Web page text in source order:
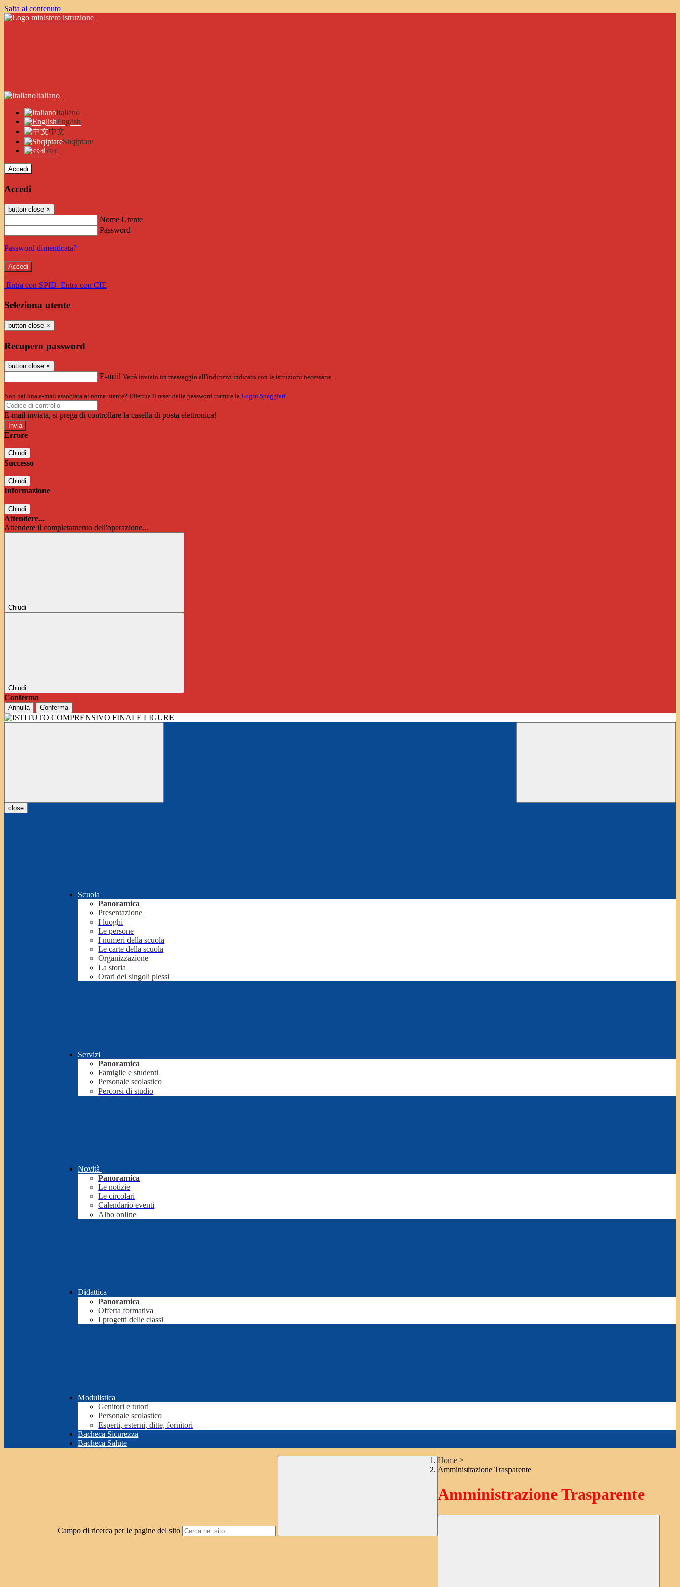
Salta al contenuto
Italiano
Italiano
English
中文
Shqiptare
বাংলা
Accedi
Accedi
button close ×
Nome Utente
Password
Password dimenticata?
-
Entra con SPID Entra con CIE
Seleziona utente
button close ×
Recupero password
button close ×
E-mail Verrà inviato un messaggio all'indirizzo indicato con le istruzioni necessarie.
Non hai una e-mail associata al nome utente? Effettua il reset della password tramite la Login Spaggiari
E-mail inviata, si prega di controllare la casella di posta elettronica!
Errore
Chiudi
Successo
Chiudi
Informazione
Chiudi
Attendere...
Attendere il completamento dell'operazione...
Chiudi
Chiudi
Conferma
Annulla Conferma
close
Scuola
Panoramica
Presentazione
I luoghi
Le persone
I numeri della scuola
Le carte della scuola
Organizzazione
La storia
Orari dei singoli plessi
Servizi
Panoramica
Famiglie e studenti
Personale scolastico
Percorsi di studio
Novità
Panoramica
Le notizie
Le circolari
Calendario eventi
Albo online
Didattica
Panoramica
Offerta formativa
I progetti delle classi
Modulistica
Genitori e tutori
Personale scolastico
Esperti, esterni, ditte, fornitori
Bacheca Sicurezza
Bacheca Salute
Campo di ricerca per le pagine del sito
Home >
Amministrazione Trasparente
Amministrazione Trasparente